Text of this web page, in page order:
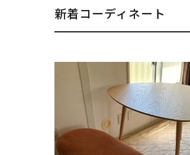
新着コーディネート